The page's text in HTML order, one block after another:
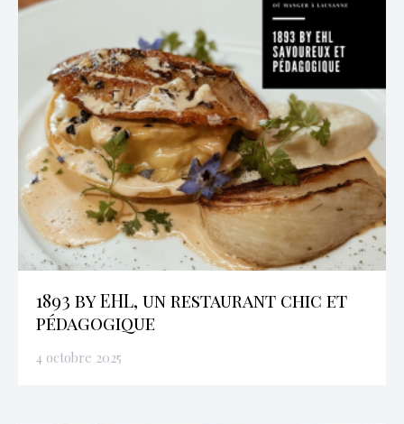
1893 by EHL, un restaurant chic et
pédagogique
4 octobre 2025